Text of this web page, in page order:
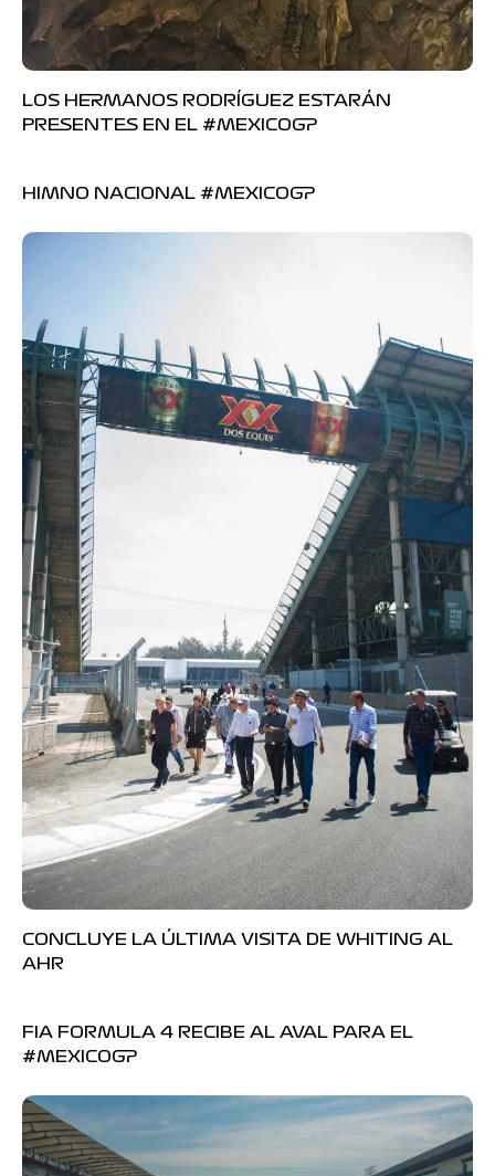
LOS HERMANOS RODRÍGUEZ ESTARÁN
PRESENTES EN EL #MEXICOGP
HIMNO NACIONAL #MEXICOGP
CONCLUYE LA ÚLTIMA VISITA DE WHITING AL
AHR
FIA FORMULA 4 RECIBE AL AVAL PARA EL
#MEXICOGP